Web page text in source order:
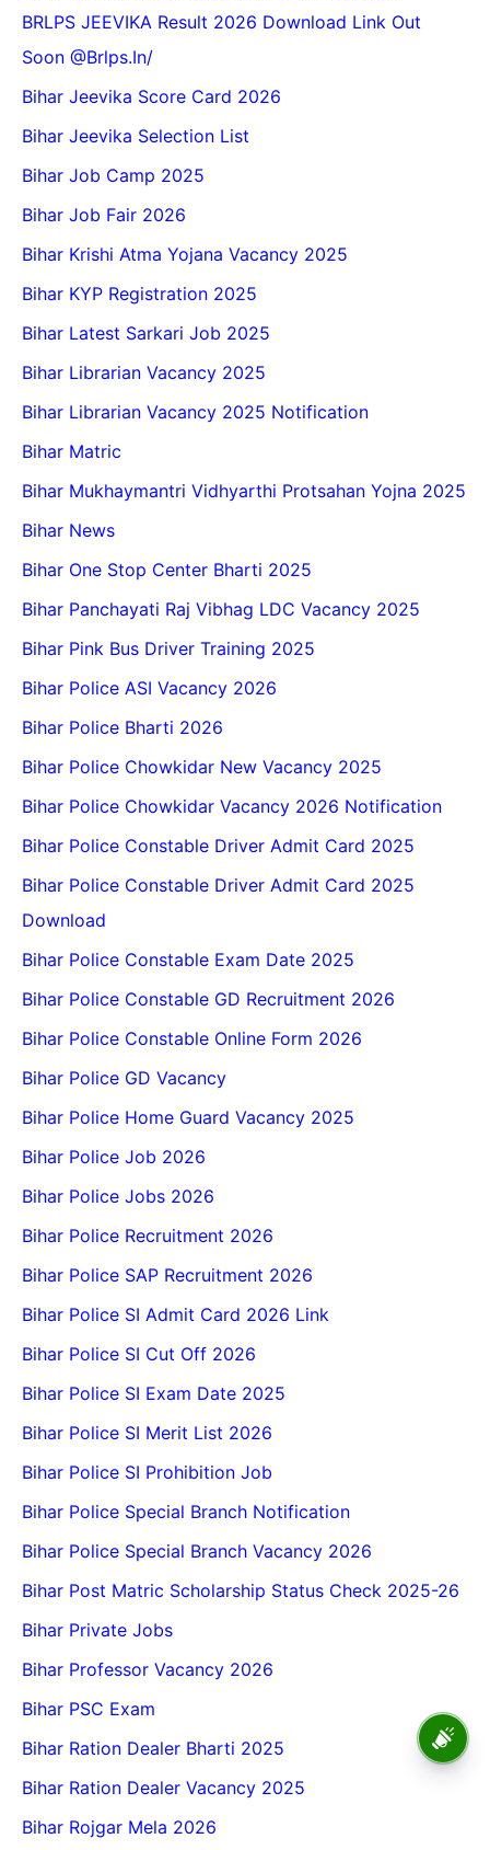
BRLPS JEEVIKA Result 2026 Download Link Out
Soon @Brlps.in/
Bihar Jeevika Score Card 2026
Bihar Jeevika Selection List
Bihar Job Camp 2025
Bihar Job Fair 2026
Bihar Krishi Atma Yojana Vacancy 2025
Bihar KYP Registration 2025
Bihar Latest Sarkari Job 2025
Bihar Librarian Vacancy 2025
Bihar Librarian Vacancy 2025 Notification
Bihar Matric
Bihar Mukhaymantri Vidhyarthi Protsahan Yojna 2025
Bihar News
Bihar One Stop Center Bharti 2025
Bihar Panchayati Raj Vibhag LDC Vacancy 2025
Bihar Pink Bus Driver Training 2025
Bihar Police ASI Vacancy 2026
Bihar Police Bharti 2026
Bihar Police Chowkidar New Vacancy 2025
Bihar Police Chowkidar Vacancy 2026 Notification
Bihar Police Constable Driver Admit Card 2025
Bihar Police Constable Driver Admit Card 2025
Download
Bihar Police Constable Exam Date 2025
Bihar Police Constable GD Recruitment 2026
Bihar Police Constable Online Form 2026
Bihar Police GD Vacancy
Bihar Police Home Guard Vacancy 2025
Bihar Police Job 2026
Bihar Police Jobs 2026
Bihar Police Recruitment 2026
Bihar Police SAP Recruitment 2026
Bihar Police SI Admit Card 2026 Link
Bihar Police SI Cut Off 2026
Bihar Police SI Exam Date 2025
Bihar Police SI Merit List 2026
Bihar Police SI Prohibition Job
Bihar Police Special Branch Notification
Bihar Police Special Branch Vacancy 2026
Bihar Post Matric Scholarship Status Check 2025-26
Bihar Private Jobs
Bihar Professor Vacancy 2026
Bihar PSC Exam
Bihar Ration Dealer Bharti 2025
Bihar Ration Dealer Vacancy 2025
Bihar Rojgar Mela 2026
4.0 Recruitment 2026 – Online
Date, Apply Process